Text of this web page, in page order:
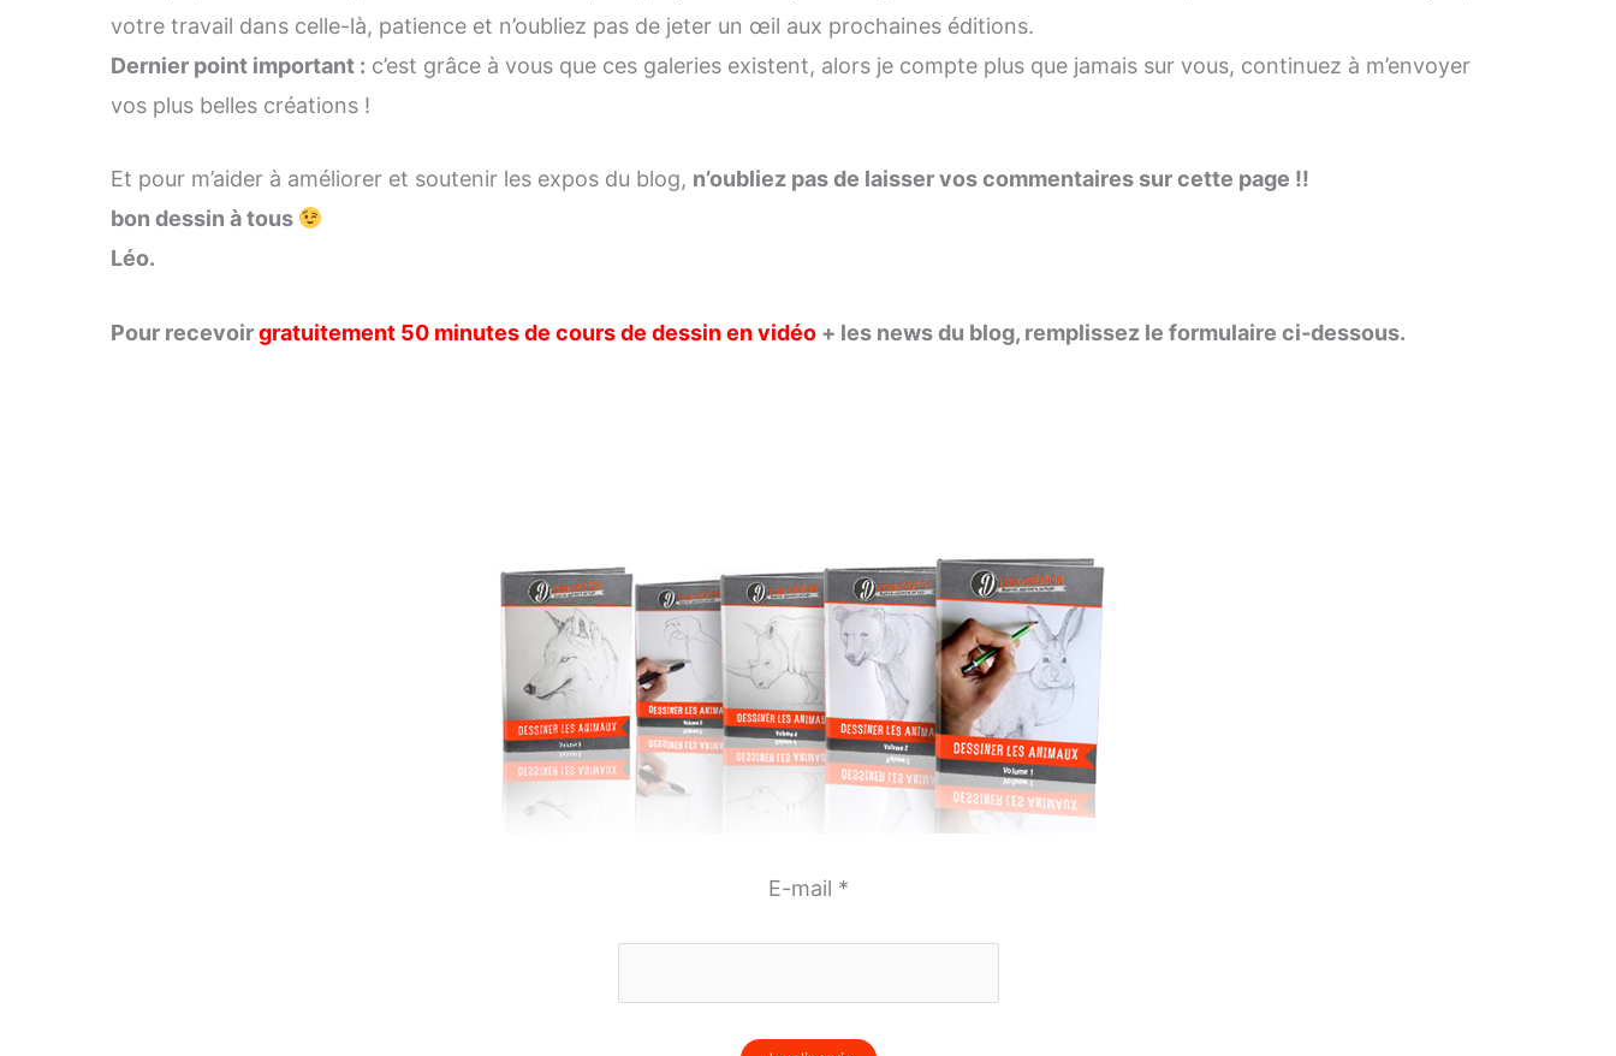
votre travail dans celle-là, patience et n’oubliez pas de jeter un œil aux prochaines éditions.
Dernier point important : c’est grâce à vous que ces galeries existent, alors je compte plus que jamais sur vous, continuez à m’envoyer
vos plus belles créations !
Et pour m’aider à améliorer et soutenir les expos du blog, n’oubliez pas de laisser vos commentaires sur cette page !!
bon dessin à tous
Léo.
Pour recevoirgratuitement 50 minutes de cours de dessin en vidéo + les news du blog, remplissez le formulaire ci-dessous.
E-mail *